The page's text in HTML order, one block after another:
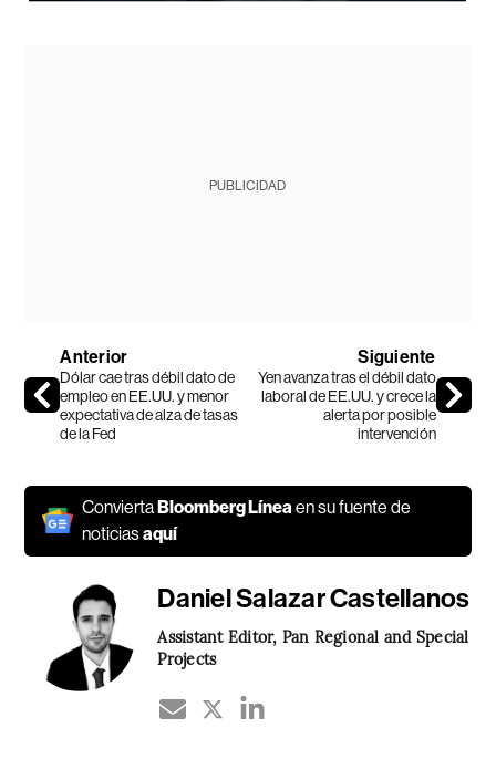
PUBLICIDAD
Anterior
Dólar cae tras débil dato de
empleo en EE.UU. y menor
expectativa de alza de tasas
de la Fed
Siguiente
Yen avanza tras el débil dato
laboral de EE.UU. y crece la
alerta por posible
intervención
ConviertaBloomberg Línea en su fuente de
noticiasaquí
Daniel Salazar Castellanos
Assistant Editor, Pan Regional and Special
Projects